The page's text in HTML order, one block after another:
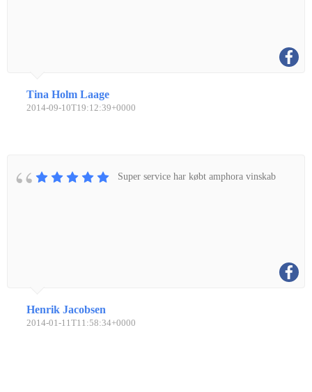
Tina Holm Laage
2014-09-10T19:12:39+0000
Super service har købt amphora vinskab
Henrik Jacobsen
2014-01-11T11:58:34+0000